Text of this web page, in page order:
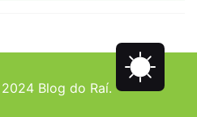
Blog do Raí.